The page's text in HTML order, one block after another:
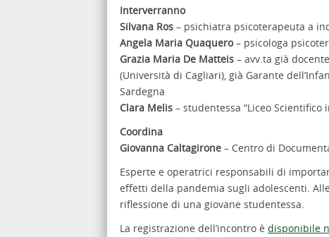
Interverranno
Silvana Ros – psichiatra psicoterapeuta a
Angela Maria Quaquero– psicologa
Grazia Maria De Matteis – avv.ta già
(Università di Cagliari), già Garante
Sardegna
Clara Melis – studentessa “Liceo Scientifico
Coordina
Giovanna Caltagirone – Centro di
Esperte e operatrici responsabili di
effetti della pandemia sugli adolescenti.
riflessione di una giovane studentessa.
La registrazione dell’incontro è disponibile